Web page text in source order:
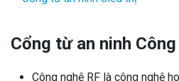
Cổng từ an ninh
Công nghệ RF là công nghệ